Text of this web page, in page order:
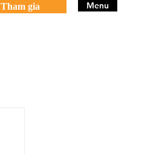
Menu
Tham gia